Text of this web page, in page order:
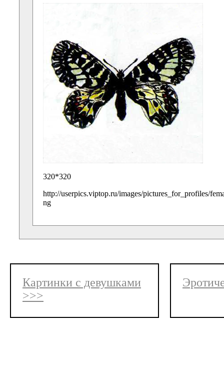
320*320
http://userpics.viptop.ru/images/pictures_for_profiles/
ng
Картинки с девушками
>>>